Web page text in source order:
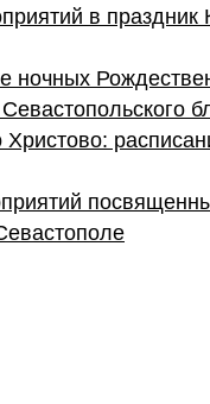
в праздник
ночных
Христово: